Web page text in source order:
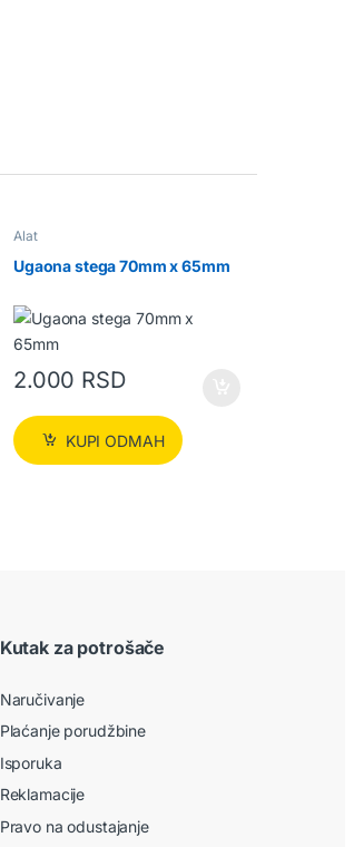
Alat
Ugaona stega 70mm x 65mm
2.000 RSD
KUPI ODMAH
Kutak za potrošače
Naručivanje
Plaćanje porudžbine
Isporuka
Reklamacije
Pravo na odustajanje